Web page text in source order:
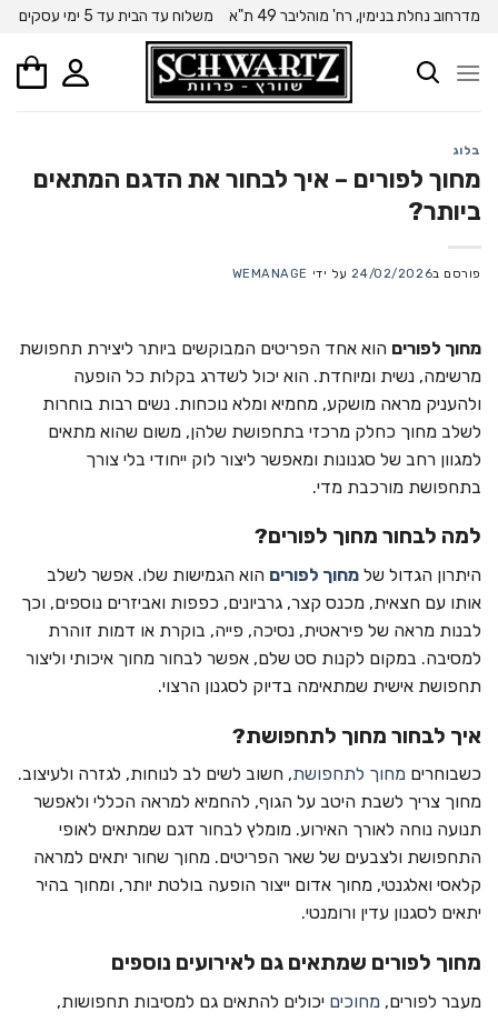
Skip
content
מדרחוב נחלת בנימין, רח' מוהליבר 49 ת"א משלוח עד הבית עד 5 ימי עסקים
בלוג
מחוך לפורים – איך לבחור את הדגם המתאים
ביותר?
פורסם ב24/02/2026 על ידי WEMANAGE
מחוך לפורים הוא אחד הפריטים המבוקשים ביותר ליצירת תחפושת
מרשימה, נשית ומיוחדת. הוא יכול לשדרג בקלות כל הופעה
ולהעניק מראה מושקע, מחמיא ומלא נוכחות. נשים רבות בוחרות
לשלב מחוך כחלק מרכזי בתחפושת שלהן, משום שהוא מתאים
למגוון רחב של סגנונות ומאפשר ליצור לוק ייחודי בלי צורך
בתחפושת מורכבת מדי.
למה לבחור מחוך לפורים?
היתרון הגדול של מחוך לפורים הוא הגמישות שלו. אפשר לשלב
אותו עם חצאית, מכנס קצר, גרביונים, כפפות ואביזרים נוספים, וכך
לבנות מראה של פיראטית, נסיכה, פייה, בוקרת או דמות זוהרת
למסיבה. במקום לקנות סט שלם, אפשר לבחור מחוך איכותי וליצור
תחפושת אישית שמתאימה בדיוק לסגנון הרצוי.
איך לבחור מחוך לתחפושת?
כשבוחרים מחוך לתחפושת, חשוב לשים לב לנוחות, לגזרה ולעיצוב.
מחוך צריך לשבת היטב על הגוף, להחמיא למראה הכללי ולאפשר
תנועה נוחה לאורך האירוע. מומלץ לבחור דגם שמתאים לאופי
התחפושת ולצבעים של שאר הפריטים. מחוך שחור יתאים למראה
קלאסי ואלגנטי, מחוך אדום ייצור הופעה בולטת יותר, ומחוך בהיר
יתאים לסגנון עדין ורומנטי.
מחוך לפורים שמתאים גם לאירועים נוספים
מעבר לפורים, מחוכים יכולים להתאים גם למסיבות תחפושות,